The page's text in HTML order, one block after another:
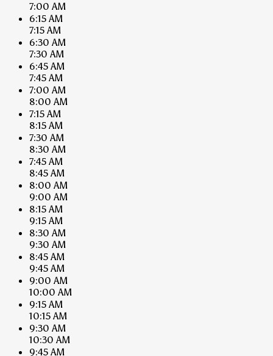
7:00 AM
6:15 AM
7:15 AM
6:30 AM
7:30 AM
6:45 AM
7:45 AM
7:00 AM
8:00 AM
7:15 AM
8:15 AM
7:30 AM
8:30 AM
7:45 AM
8:45 AM
8:00 AM
9:00 AM
8:15 AM
9:15 AM
8:30 AM
9:30 AM
8:45 AM
9:45 AM
9:00 AM
10:00 AM
9:15 AM
10:15 AM
9:30 AM
10:30 AM
9:45 AM